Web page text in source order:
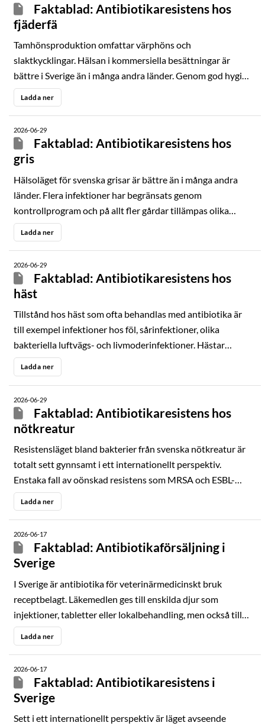
Faktablad: Antibiotikaresistens hos
fjäderfä
Tamhönsproduktion omfattar värphöns och
slaktkycklingar. Hälsan i kommersiella besättningar är
bättre i Sverige än i många andra länder. Genom god hygien
och smittskyddsåtgärder kan man hindra att fåglarna
Ladda ner
2026-06-29
Faktablad: Antibiotikaresistens hos
gris
Hälsoläget för svenska grisar är bättre än i många andra
länder. Flera infektioner har begränsats genom
kontrollprogram och på allt fler gårdar tillämpas olika
Ladda ner
2026-06-29
Faktablad: Antibiotikaresistens hos
häst
Tillstånd hos häst som ofta behandlas med antibiotika är
till exempel infektioner hos föl, sårinfektioner, olika
bakteriella luftvägs- och livmoderinfektioner. Hästar
drabbas lätt av störningar i tarmfloran och därför kan vissa
antibiotika inte användas.
Ladda ner
2026-06-29
Faktablad: Antibiotikaresistens hos
nötkreatur
Resistensläget bland bakterier från svenska nötkreatur är
totalt sett gynnsamt i ett internationellt perspektiv.
Enstaka fall av oönskad resistens som MRSA och ESBL-
bildande tarmbakterier påvisas.
Ladda ner
2026-06-17
Faktablad: Antibiotikaförsäljning i
Sverige
I Sverige är antibiotika för veterinärmedicinskt bruk
receptbelagt. Läkemedlen ges till enskilda djur som
injektioner, tabletter eller lokalbehandling, men också till
grupper av djur i fodret eller dricksvattnet. I många länder
används antibiotika utan veterinärmedicinska skäl i foder
och inom EU år 2006.
Ladda ner
2026-06-17
Faktablad: Antibiotikaresistens i
Sverige
Sett i ett internationellt perspektiv är läget avseende